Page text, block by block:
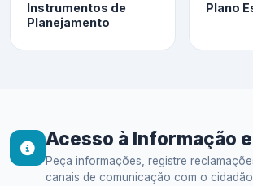
Instrumentos de
Planejamento
Plano
Acesso à Informação
Peça informações, registre
canais de comunicação com o